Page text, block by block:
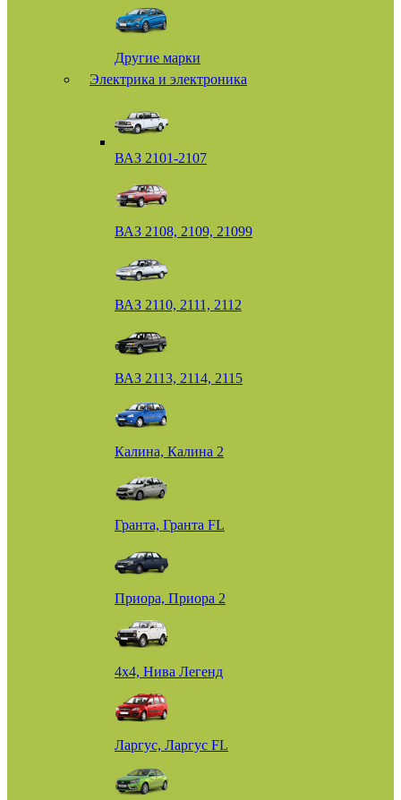
Другие марки
Электрика и электроника
ВАЗ 2101-2107
ВАЗ 2108, 2109, 21099
ВАЗ 2110, 2111, 2112
ВАЗ 2113, 2114, 2115
Калина, Калина 2
Гранта, Гранта FL
Приора, Приора 2
4х4, Нива Легенд
Ларгус, Ларгус FL